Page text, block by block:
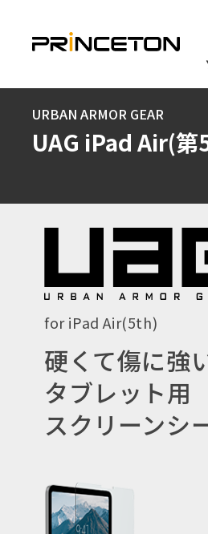
ン
URBAN ARMOR GEAR
UAG iPad Air(第
for iPad Air(5th)
硬くて傷に強
タブレット用
スクリーンシ